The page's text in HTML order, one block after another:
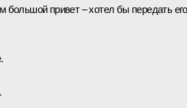
большой привет – хотел бы передать его